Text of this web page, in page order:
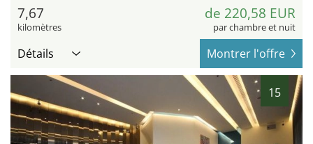
7,67
kilomètres
de 220,58 EUR
par chambre et nuit
Détails Montrer l'offre
15